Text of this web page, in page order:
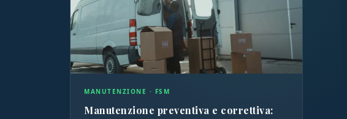
MANUTENZIONE · FSM
Manutenzione preventiva e correttiva: